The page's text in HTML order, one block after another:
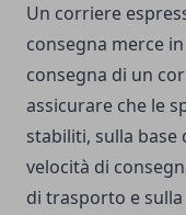
Un corriere
consegna merce
consegna di un
assicurare che le
stabiliti, sulla base
velocità di
di trasporto e